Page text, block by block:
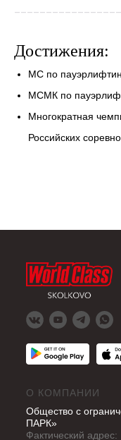
Достижения:
МС по
МСМК по
Многократная
Российских
О КОМПАНИИ
Общество с
ПАРК»
Фактический адрес: